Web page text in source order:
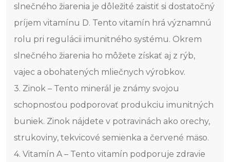
slnečného žiarenia je dôležité zaistiť si dostatočný
príjem vitamínu D. Tento vitamín hrá významnú
rolu pri regulácii imunitného systému. Okrem
slnečného žiarenia ho môžete získať aj z rýb,
vajec a obohatených mliečnych výrobkov.
3. Zinok – Tento minerál je známy svojou
schopnosťou podporovať produkciu imunitných
buniek. Zinok nájdete v potravinách ako orechy,
strukoviny, tekvicové semienka a červené mäso.
4. Vitamín A – Tento vitamín podporuje zdravie